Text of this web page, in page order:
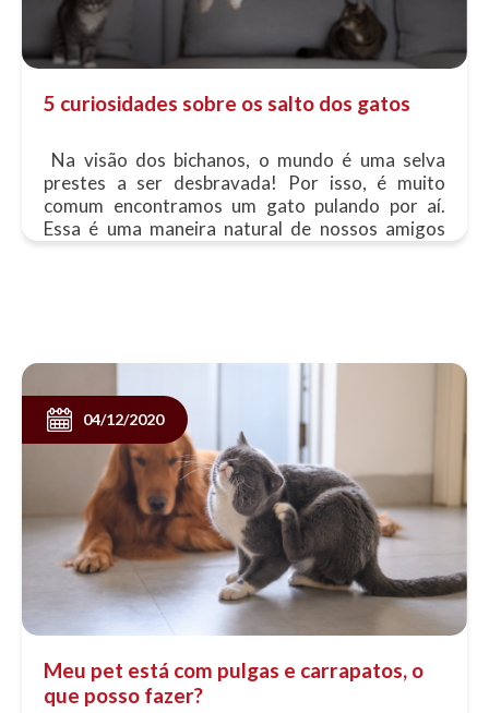
5 curiosidades sobre os salto dos gatos
Na visão dos bichanos, o mundo é uma selva
prestes a ser desbravada! Por isso, é muito
comum encontramos um gato pulando por aí.
Essa é uma maneira natural de nossos amigos
Meu pet está com pulgas e carrapatos, o
que posso fazer?
04/12/2020